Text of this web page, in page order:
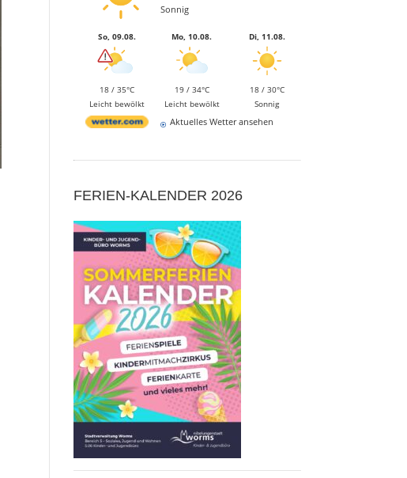
Sonnig
So, 09.08.
18 / 35°C
Leicht bewölkt
Mo, 10.08.
19 / 34°C
Leicht bewölkt
Di, 11.08.
18 / 30°C
Sonnig
Aktuelles Wetter ansehen
FERIEN-KALENDER 2026